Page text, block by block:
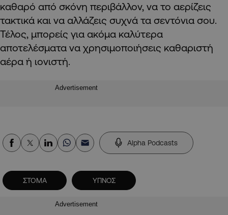
καθαρό από σκόνη περιβάλλον, να το αερίζεις
τακτικά και να αλλάζεις συχνά τα σεντόνια σου.
Τέλος, μπορείς για ακόμα καλύτερα
αποτελέσματα να χρησιμοποιήσεις καθαριστή
αέρα ή ιονιστή.
Advertisement
Alpha Podcasts
ΣΤΟΜΑ ΥΠΝΟΣ
Advertisement